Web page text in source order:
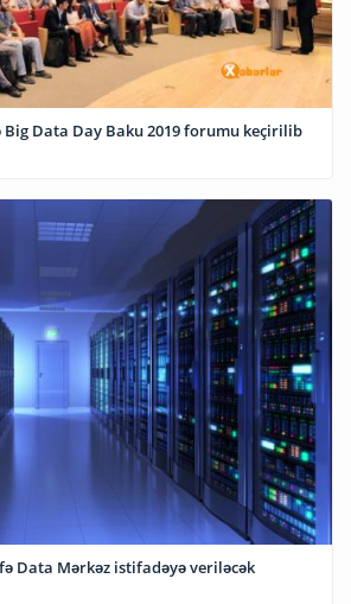
Data Day Baku 2019 forumu keçirilib
Data Mərkəz istifadəyə veriləcək